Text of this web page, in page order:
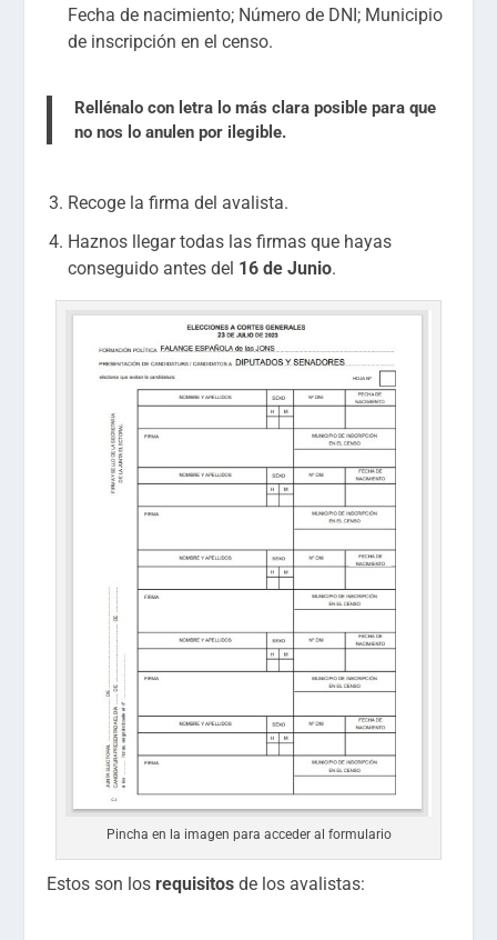
Fecha de nacimiento; Número de DNI; Municipio
de inscripción en el censo.
Rellénalo con letra lo más clara posible para que
no nos lo anulen por ilegible.
Recoge la firma del avalista.
Haznos llegar todas las firmas que hayas
conseguido antes del 16 de Junio.
Pincha en la imagen para acceder al formulario
Estos son losrequisitos de los avalistas: